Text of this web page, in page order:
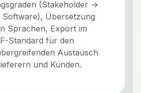
(Stakeholder →
Übersetzung
Sprachen, Export im
Standard für den
Austausch
und Kunden.